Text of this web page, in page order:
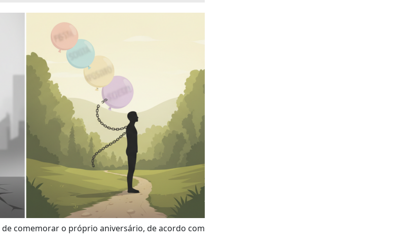
comemorar o próprio aniversário, de acordo com